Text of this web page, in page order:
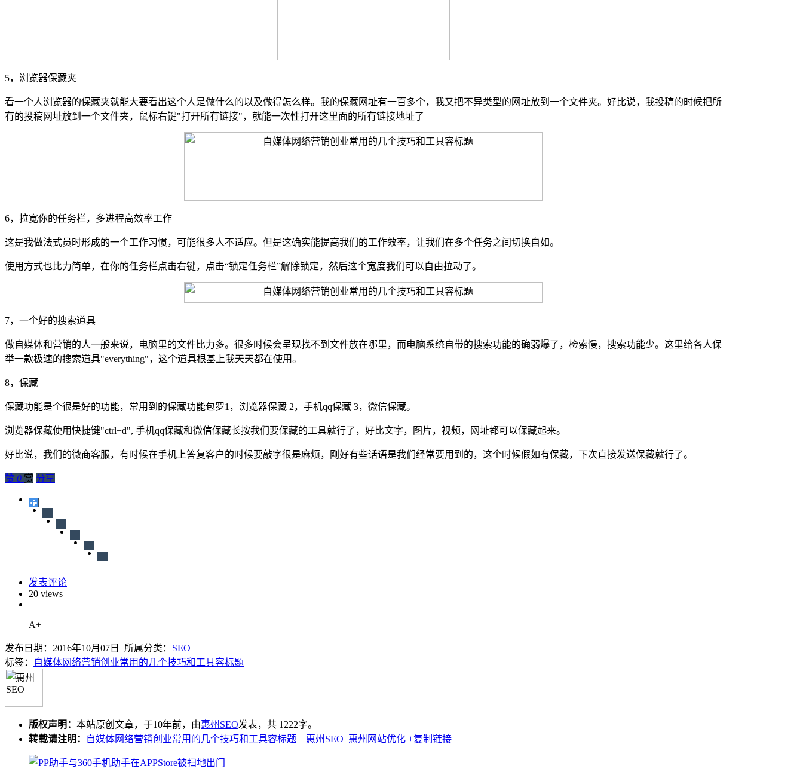
5，浏览器保藏夹
看一个人浏览器的保藏夹就能大要看出这个人是做什么的以及做得怎么样。我的保藏网址有一百多个，我又把不异类型的网址放到一个文件夹。好比说，我投稿的时候把所
有的投稿网址放到一个文件夹，鼠标右键"打开所有链接"，就能一次性打开这里面的所有链接地址了
6，拉宽你的任务栏，多进程高效率工作
这是我做法式员时形成的一个工作习惯，可能很多人不适应。但是这确实能提高我们的工作效率，让我们在多个任务之间切换自如。
使用方式也比力简单，在你的任务栏点击右键，点击“锁定任务栏”解除锁定，然后这个宽度我们可以自由拉动了。
7，一个好的搜索道具
做自媒体和营销的人一般来说，电脑里的文件比力多。很多时候会呈现找不到文件放在哪里，而电脑系统自带的搜索功能的确弱爆了，检索慢，搜索功能少。这里给各人保
举一款极速的搜索道具"everything"，这个道具根基上我天天都在使用。
8，保藏
保藏功能是个很是好的功能，常用到的保藏功能包罗1，浏览器保藏 2，手机qq保藏 3，微信保藏。
浏览器保藏使用快捷键"ctrl+d", 手机qq保藏和微信保藏长按我们要保藏的工具就行了，好比文字，图片，视频，网址都可以保藏起来。
好比说，我们的微商客服，有时候在手机上答复客户的时候要敲字很是麻烦，刚好有些话语是我们经常要用到的，这个时候假如有保藏，下次直接发送保藏就行了。
赞 0 赏 分享
发表评论
20 views
A+
发布日期：2016年10月07日 所属分类： SEO
标签：
自媒体网络营销创业常用的几个技巧和工具容标题
版权声明： 本站原创文章，于10年前，由惠州SEO发表，共 1222字。
转载请注明：
自媒体网络营销创业常用的几个技巧和工具容标题 _ 惠州SEO_惠州网站优化 +复制链接